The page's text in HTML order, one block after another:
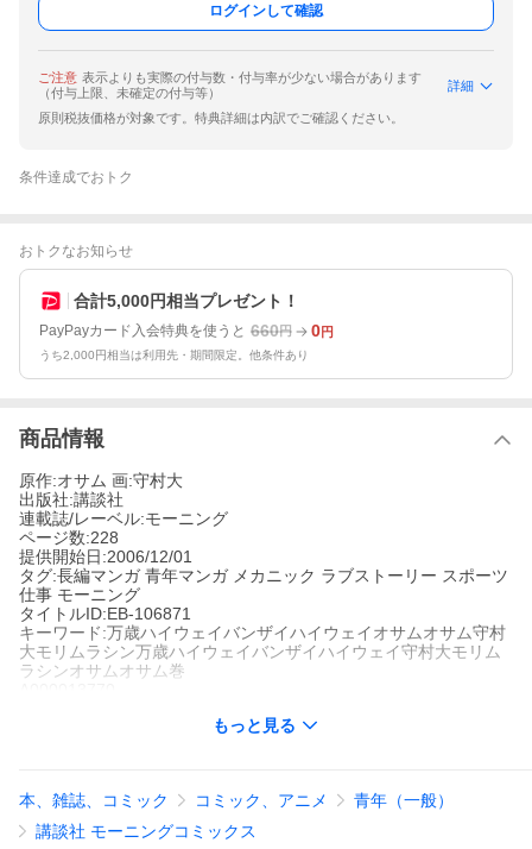
ログインして確認
ご注意 表示よりも実際の付与数・付与率が少ない場合があります
（付与上限、未確定の付与等）
詳細
原則税抜価格が対象です。特典詳細は内訳でご確認ください。
条件達成でおトク
おトクなお知らせ
合計5,000円相当プレゼント！
PayPayカード入会特典を使うと 660円 0円
うち2,000円相当は利用先・期間限定。他条件あり
商品情報
原作:オサム 画:守村大
出版社:講談社
連載誌/レーベル:モーニング
ページ数:228
提供開始日:2006/12/01
タグ:長編マンガ 青年マンガ メカニック ラブストーリー スポーツ
仕事 モーニング
タイトルID:EB-106871
キーワード:万歳ハイウェイバンザイハイウェイオサムオサム守村
大モリムラシン万歳ハイウェイバンザイハイウェイ守村大モリム
ラシンオサムオサム巻
事
モーニング
ケッコンサギのマサアキですら舌を巻くテクニシャンのじいさん
とは!?五郎さんがじいさんと対決だ!バイクを愛する純情中年・五
もっと見る
本、雑誌、コミック コミック、アニメ
青年（一般）
講談社 モーニングコミックス